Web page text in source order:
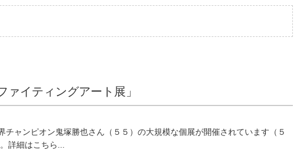
イティングアート展」
ャンピオン鬼塚勝也さん（５５）の大規模な個展が開催されています（５
詳細はこちら...